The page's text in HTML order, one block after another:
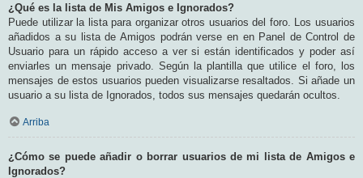
¿Qué es la lista de Mis Amigos e Ignorados?
Puede utilizar la lista para organizar otros usuarios del foro. Los usuarios
añadidos a su lista de Amigos podrán verse en en Panel de Control de
Usuario para un rápido acceso a ver si están identificados y poder así
enviarles un mensaje privado. Según la plantilla que utilice el foro, los
mensajes de estos usuarios pueden visualizarse resaltados. Si añade un
usuario a su lista de Ignorados, todos sus mensajes quedarán ocultos.
Arriba
¿Cómo se puede añadir o borrar usuarios de mi lista de Amigos e
Ignorados?